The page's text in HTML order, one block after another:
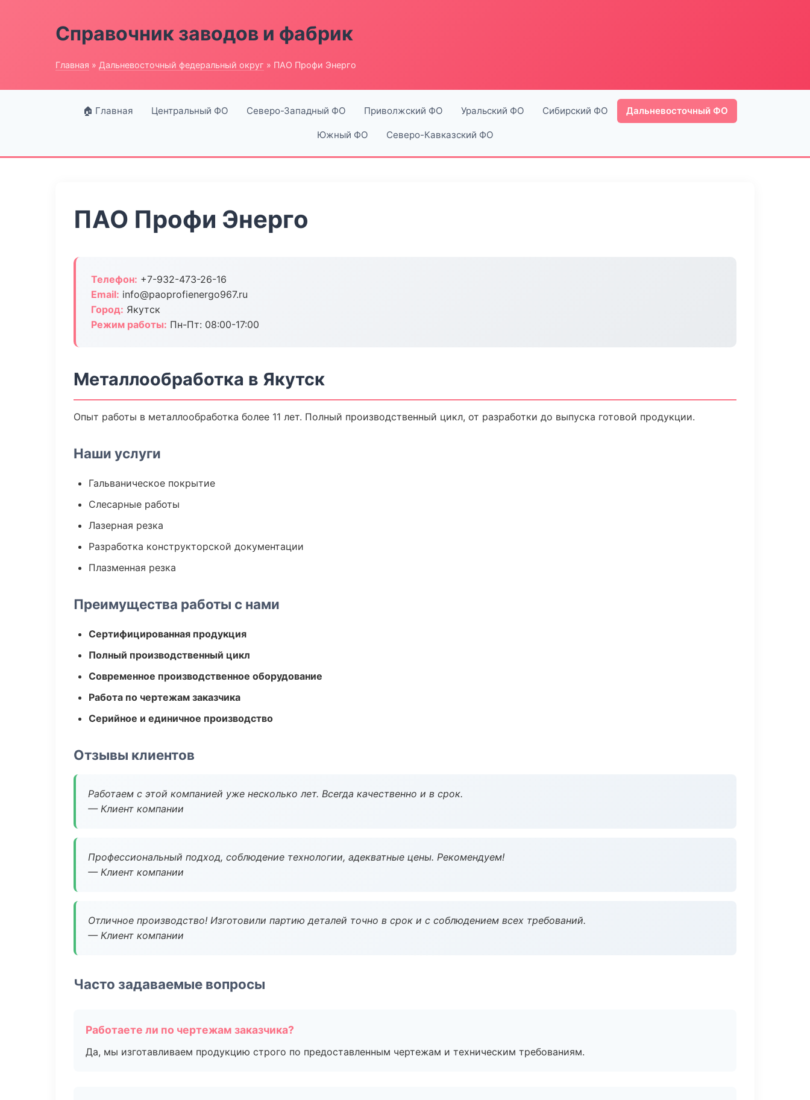
Справочник заводов и фабрик
Главная » Дальневосточный федеральный округ » ПАО Профи Энерго
🏠 Главная Центральный ФО Северо-Западный ФО Приволжский ФО Уральский ФО Сибирский ФО Дальневосточный ФО
Южный ФО Северо-Кавказский ФО
ПАО Профи Энерго
Телефон: +7-932-473-26-16
Email: info@paoprofienergo967.ru
Город: Якутск
Режим работы: Пн-Пт: 08:00-17:00
Металлообработка в Якутск
Опыт работы в металлообработка более 11 лет. Полный производственный цикл, от разработки до выпуска готовой продукции.
Наши услуги
Гальваническое покрытие
Слесарные работы
Лазерная резка
Разработка конструкторской документации
Плазменная резка
Преимущества работы с нами
Сертифицированная продукция
Полный производственный цикл
Современное производственное оборудование
Работа по чертежам заказчика
Серийное и единичное производство
Отзывы клиентов
Работаем с этой компанией уже несколько лет. Всегда качественно и в срок.
— Клиент компании
Профессиональный подход, соблюдение технологии, адекватные цены. Рекомендуем!
— Клиент компании
Отличное производство! Изготовили партию деталей точно в срок и с соблюдением всех требований.
— Клиент компании
Часто задаваемые вопросы
Работаете ли по чертежам заказчика?
Да, мы изготавливаем продукцию строго по предоставленным чертежам и техническим требованиям.